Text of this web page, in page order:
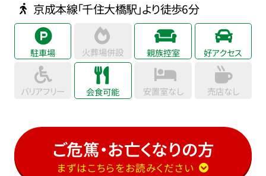
京成本線「千住大橋駅」より徒歩6分
駐車場 火葬場併設 親族控室 好アクセス
バリアフリー 会食可能 安置室なし 売店なし
ご危篤・お亡くなりの方
まずはこちらをお読みください